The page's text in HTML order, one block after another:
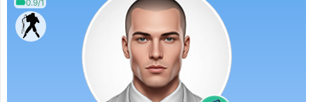
0.9/1